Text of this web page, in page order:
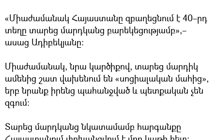
«Միաժամանակ Հայաստանը զբաղեցնում է 40–րդ
տեղը տարեց մարդկանց բարեկեցությամբ»,–
ասաց Ադիբեկյանը։
Միաժամանակ, նրա կարծիքով, տարեց մարդիկ
ամենից շատ վախենում են «սոցիալական մահից»,
երբ նրանք իրենց պահանջված և պետքական չեն
զգում։
Տարեց մարդկանց նկատամամբ հարգանքը